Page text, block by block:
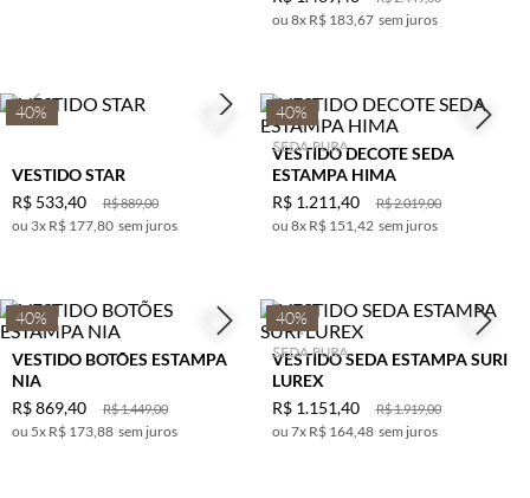
8x R$ 183,67 sem juros
40%
VESTIDO STAR
R$889,00
R$ 533,40
3x R$ 177,80 sem juros
40%
VESTIDO DECOTE SEDA
ESTAMPA HIMA
R$2.019,00
R$ 1.211,40
8x R$ 151,42 sem juros
40%
VESTIDO BOTÕES ESTAMPA
NIA
R$1.449,00
R$869,40
5x R$ 173,88 sem juros
40%
VESTIDO SEDA ESTAMPA SURI
LUREX
R$1.919,00
R$ 1.151,40
7x R$ 164,48 sem juros